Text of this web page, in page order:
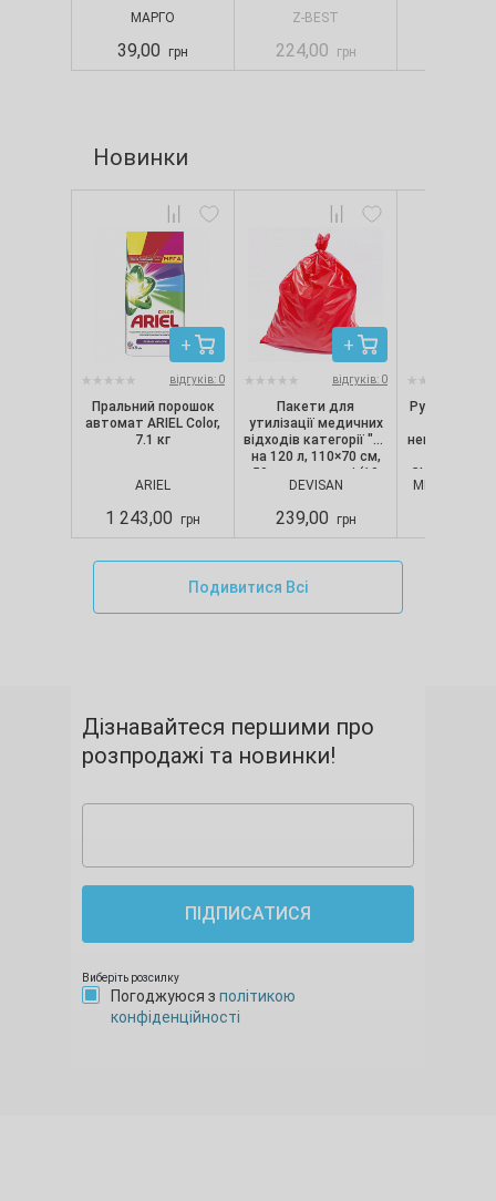
МАРГО
39,00 грн
Z-BEST
224,00 грн
Новинки
відгуків: 0
Пральний порошок
автомат ARIEL Color,
7.1 кг
ARIEL
1 243,00 грн
відгуків: 0
Пакети для
утилізації медичних
відходів категорії "B"
на 120 л, 110×70 см,
50 мкм, червоні (10
шт./уп.), Devisan
DEVISAN
239,00 грн
Рукавички
непопудрені,
CLASSIC,
MERCATOR
Подивитися Всі
Дізнавайтеся першими про
розпродажі та новинки!
ПІДПИСАТИСЯ
Виберіть розсилку
Погоджуюся з політикою
конфіденційності